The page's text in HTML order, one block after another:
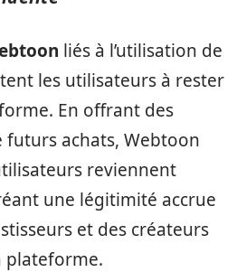
liés à l’utilisation de
les utilisateurs à rester
En offrant des
futurs achats, Webtoon
reviennent
une légitimité accrue
et des créateurs
plateforme.